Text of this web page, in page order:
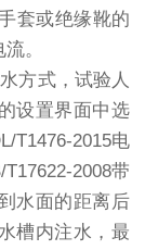
套或绝缘靴的
。
方式，试验人
设置界面中选
T1476-2015电
2008带
水面的距离后
槽内注水，最